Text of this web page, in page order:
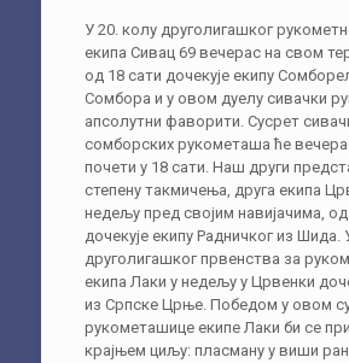
У 20. колу друголигашког
екипа Сивац 69 вечерас на свом
од 18 сати дочекује екипу
Сомбора и у овом дуелу сивачки
апсолутни фаворити. Сусрет
сомборских рукометаша ће
почети у 18 сати. Наш други
степену такмичења, друга екипа
недељу пред својим навијачима, од
дочекује екипу Радничког из Шида.
друголигашког првенства за
екипа Лаки у недељу у Црвенки
из Српске Црње. Победом у овом
рукометашице екипе Лаки би се
крајњем циљу: пласману у виши